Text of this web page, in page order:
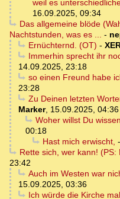
weil es
16.09.2025, 09:34
Das allgemeine blöde
Nachtstunden, was es ... -
Ernüchternd. (OT) -
Immerhin sprecht ihr
14.09.2025, 23:18
so einen Freund habe
23:28
Zu Deinen letzten
Marker, 15.09.2025, 04:36
Woher willst Du
00:18
Hast mich erwischt, -
Rette sich, wer kann! (PS:
23:42
Auch im Westen war
15.09.2025, 03:36
Ich würde die Kirche